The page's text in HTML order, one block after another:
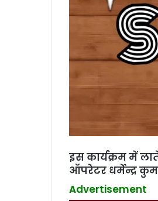
इस कार्यक्रम में
ऑपरेटर धर्मेन्द्र
Advertisement